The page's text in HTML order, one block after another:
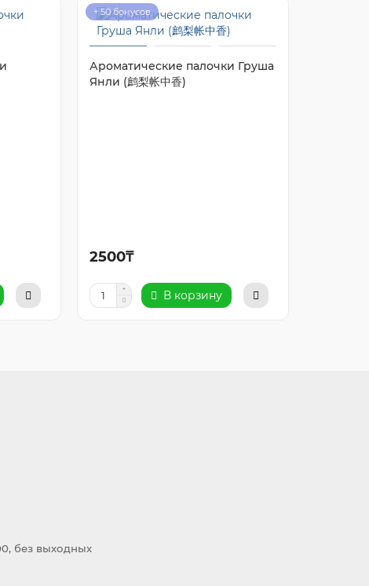
+ 50 бонусов
Ароматические палочки Груша
Янли (鹧梨帐中香)
2500₸
В корзину
без выходных